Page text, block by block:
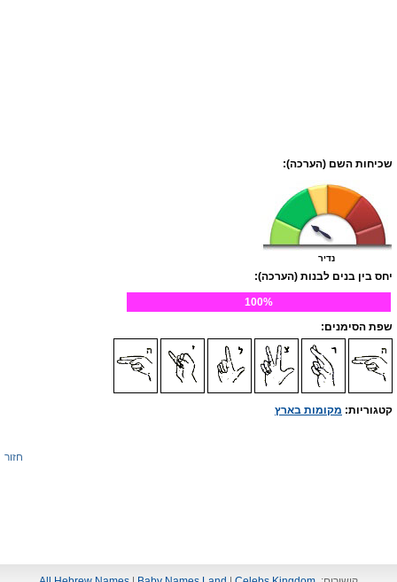
שכיחות השם (הערכה):
נדיר
יחס בין בנים לבנות (הערכה):
100%
שפת הסימנים:
קטגוריות: מקומות בארץ
חזור